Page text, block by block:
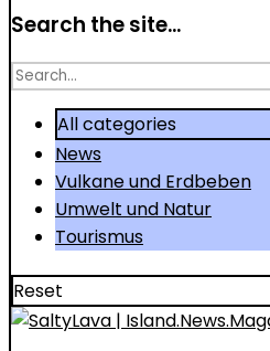
Search the site...
Search
All categories
News
Vulkane und Erdbeben
Umwelt und Natur
Tourismus
Reset